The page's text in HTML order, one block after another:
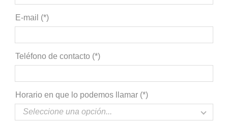
E-mail (*)
Teléfono de contacto (*)
Horario en que lo podemos llamar (*)